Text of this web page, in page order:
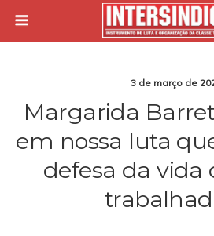
3 de março de
Margarida
em nossa luta
defesa da vida